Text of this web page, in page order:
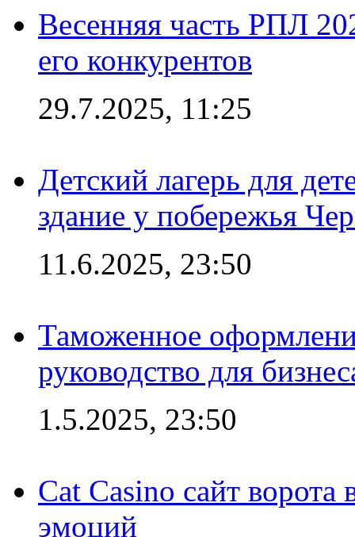
Весенняя часть РПЛ
его конкурентов
29.7.2025, 11:25
Детский лагерь для
здание у побережья
11.6.2025, 23:50
Таможенное
руководство для
1.5.2025, 23:50
Cat Casino сайт
эмоций